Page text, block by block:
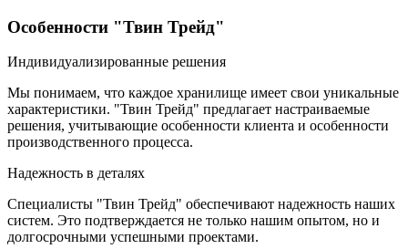
Особенности "Твин Трейд"
Индивидуализированные решения
Мы понимаем, что каждое хранилище имеет свои уникальные
характеристики. "Твин Трейд" предлагает настраиваемые
решения, учитывающие особенности клиента и особенности
производственного процесса.
Надежность в деталях
Специалисты "Твин Трейд" обеспечивают надежность наших
систем. Это подтверждается не только нашим опытом, но и
долгосрочными успешными проектами.